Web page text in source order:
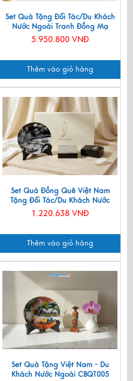
Set Quà Tặng Đối Tác/Du Khách
Nước Ngoài Tranh Đồng Mạ
Vàng 24k & Hộp Trang Sức Sơn
Mài CBQT006/2
5.950.800 VNĐ
Thêm vào giỏ hàng
Set Quà Đồng Quê Việt Nam
Tặng Đối Tác/Du Khách Nước
Ngoài - Đĩa Sơn Mài/ Hộp
Namecard & Đế Lót Ly Sơn Mài
1.220.638 VNĐ
Thêm vào giỏ hàng
Set Quà Tặng Việt Nam - Du
Khách Nước Ngoài CBQT005